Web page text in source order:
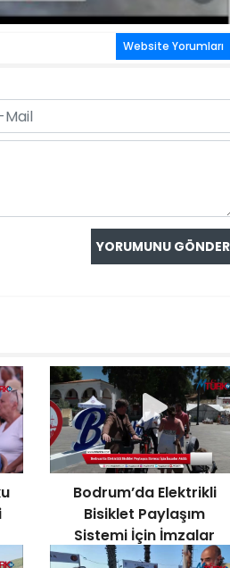
Website Yorumları
Bodrum’da Elektrikli
Bisiklet Paylaşım
Sistemi İçin İmzalar
Atıldı